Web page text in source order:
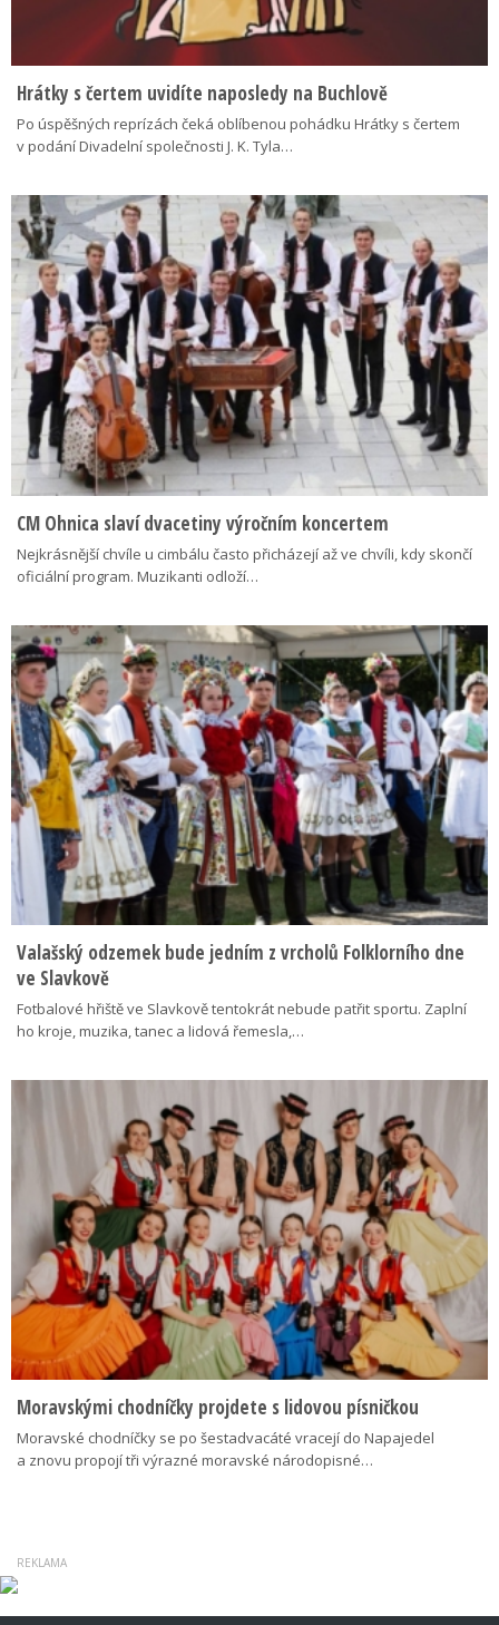
Hrátky s čertem uvidíte naposledy na Buchlově
Po úspěšných reprízách čeká oblíbenou pohádku Hrátky s čertem
v podání Divadelní společnosti J. K. Tyla…
CM Ohnica slaví dvacetiny výročním koncertem
Nejkrásnější chvíle u cimbálu často přicházejí až ve chvíli, kdy skončí
oficiální program. Muzikanti odloží…
Valašský odzemek bude jedním z vrcholů Folklorního dne
ve Slavkově
Fotbalové hřiště ve Slavkově tentokrát nebude patřit sportu. Zaplní
ho kroje, muzika, tanec a lidová řemesla,…
Moravskými chodníčky projdete s lidovou písničkou
Moravské chodníčky se po šestadvacáté vracejí do Napajedel
a znovu propojí tři výrazné moravské národopisné…